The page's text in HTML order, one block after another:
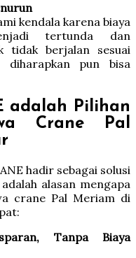
kendala karena biaya
tertunda dan
tidak berjalan sesuai
pun bisa
adalah Pilihan
Crane Pal
hadir sebagai solusi
alasan mengapa
crane Pal Meriam di
Tanpa Biaya